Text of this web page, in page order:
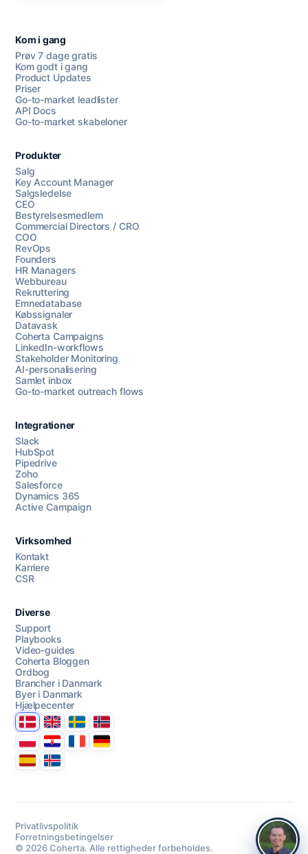
Chat med os
AI Campaign Assist
Kom i gang
Prøv 7 dage gratis
Kom godt i gang
Product Updates
Priser
Go-to-market leadlister
API Docs
Go-to-market skabeloner
Produkter
Salg
Key Account Manager
Salgsledelse
CEO
Bestyrelsesmedlem
Commercial Directors / CRO
COO
RevOps
Founders
HR Managers
Webbureau
Rekruttering
Emnedatabase
Købssignaler
Datavask
Coherta Campaigns
LinkedIn-workflows
Stakeholder Monitoring
AI-personalisering
Samlet inbox
Go-to-market outreach flows
Integrationer
Slack
HubSpot
Pipedrive
Zoho
Salesforce
Dynamics 365
Active Campaign
Virksomhed
Kontakt
Karriere
CSR
Diverse
Support
Playbooks
Video-guides
Coherta Bloggen
Ordbog
Brancher i Danmark
Byer i Danmark
Hjælpecenter
DanmarkUnited Kingdom
SverigeNorge
PolskaHrvatskaFranceDeutschland
EspanaÍsland
Privatlivspolitik
Forretningsbetingelser
© 2026 Coherta. Alle rettigheder forbeholdes.